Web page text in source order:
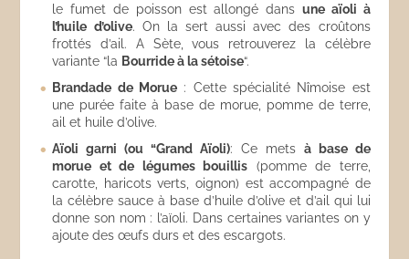
le fumet de poisson est allongé dans une aïoli à
l’huile d’olive. On la sert aussi avec des croûtons
frottés d’ail. A Sète, vous retrouverez la célèbre
variante “la Bourride à la sétoise“.
Brandade de Morue : Cette spécialité Nîmoise est
une purée faite à base de morue, pomme de terre,
ail et huile d’olive.
Aïoli garni (ou “Grand Aïoli): Ce mets à base de
morue et de légumes bouillis (pomme de terre,
carotte, haricots verts, oignon) est accompagné de
la célèbre sauce à base d’huile d’olive et d’ail qui lui
donne son nom : l’aïoli. Dans certaines variantes on y
ajoute des œufs durs et des escargots.